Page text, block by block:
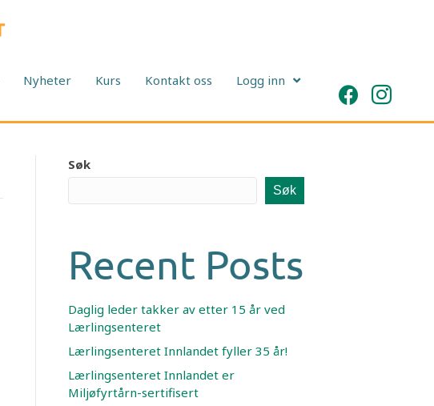
Nyheter Kurs Kontakt oss Logg inn
Søk
Søk
Recent Posts
Daglig leder takker av etter 15 år ved
Lærlingsenteret
Lærlingsenteret Innlandet fyller 35 år!
Lærlingsenteret Innlandet er
Miljøfyrtårn-sertifisert